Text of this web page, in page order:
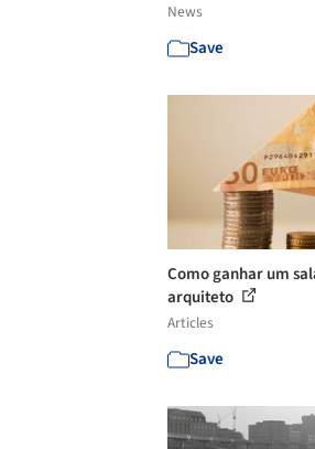
News
Save
Como ganhar um
arquiteto
Articles
Save